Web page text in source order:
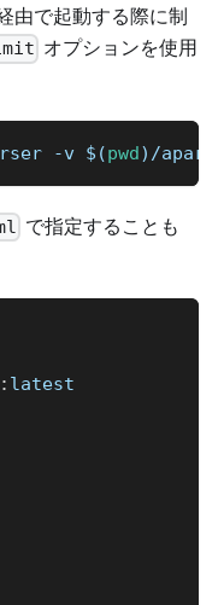
由で起動する際に制
オプションを使用
-v $(pwd) /
で指定することも
: latest